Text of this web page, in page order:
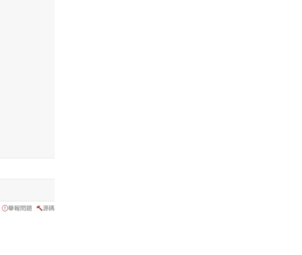
舉報問題 源碼